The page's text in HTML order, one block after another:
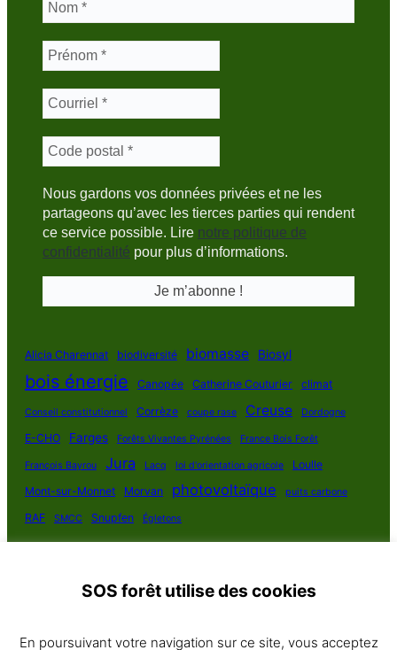
Nous gardons vos données privées et ne les
partageons qu’avec les tierces parties qui rendent
ce service possible. Lire notre politique de
confidentialité pour plus d’informations.
Alicia Charennat biodiversité biomasse Biosyl
bois énergie Canopée Catherine Couturier climat
Conseil constitutionnel Corrèze coupe rase Creuse Dordogne
E-CHO Farges Forêts Vivantes Pyrénées France Bois Forêt
François Bayrou Jura Lacq loi d'orientation agricole
Loulle
Mont-sur-Monnet
Morvan photovoltaïque puits carbone
RAF SMCC Snupfen Égletons
SOS Forêt France 2025
Politique de confidentialité· Contact· Plan du site
SOS forêt utilise des cookies
En poursuivant votre navigation sur ce site, vous acceptez